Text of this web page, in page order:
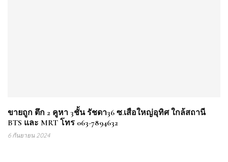
ขายถูก ตึก 2 คูหา 3ชั้น รัชดา36 ซ.เสือใหญ่อุทิศ ใกล้สถานี
BTS และ MRT โทร 063-7894632
6 กันยายน 2024